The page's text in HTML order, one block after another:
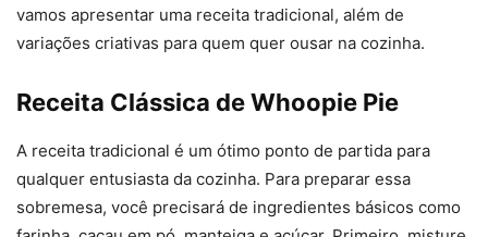
vamos apresentar uma receita tradicional, além de
variações criativas para quem quer ousar na cozinha.
Receita Clássica de Whoopie Pie
A receita tradicional é um ótimo ponto de partida para
qualquer entusiasta da cozinha. Para preparar essa
sobremesa, você precisará de ingredientes básicos como